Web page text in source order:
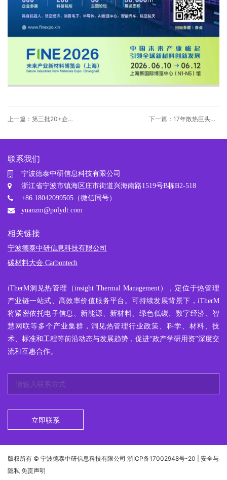
上一篇：第三批20+企业
管理液冷产业大会，聚焦
池、芯片......
下一篇：17年散热巨头出
技术，拟15亿美元寻收购
联系我们
宁波德泰中研信息科技有限公司
浙江省宁波市镇海区庄市街道兴海南路1519号B栋B2-518
+86 18042099505（微信同号）
yuanzm@polydt.com
相关链接
宁波德泰中研信息科技有限公司
碳材料大会 Carbontech
iTherM洞见热管理
（insight Thermal Management），定位于热管理
产业链一站式、高效率价值服务平台。可持续发展背景下，iTherM
将紧密依托电子信息、新能源、新材料、绿色低碳、数字经济、智
慧网联等多个产业集群，洞见热管理行业政策、科学、材料、技
术、标准和工程等前沿动态与发展趋势，促进“政产学研用资”深度交
流和互惠合作。
立即联系
版权所有 © 宁波德泰中研信息科技有限公司 浙ICP备17002948号-20 | 安全与
隐私 免责声明